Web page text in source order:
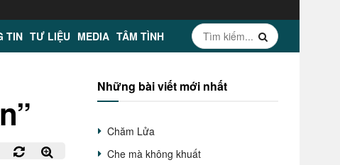
TIN TƯ LIỆU MEDIA TÂM TÌNH
Những bài viết mới nhất
Chăm Lửa
Che mà không khuất